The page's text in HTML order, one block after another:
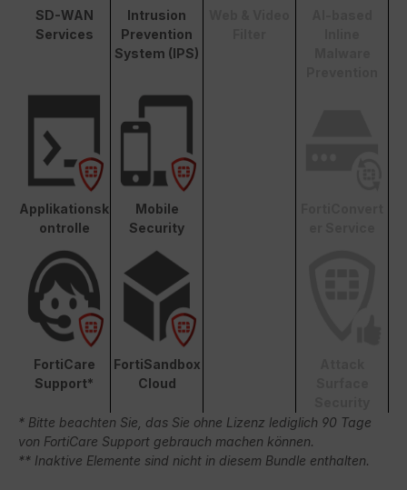
SD-WAN
Services
Intrusion
Prevention
System (IPS)
Applikationsk
ontrolle
Mobile
Security
FortiCare
Support*
FortiSandbox
Cloud
* Bitte beachten Sie, das Sie ohne Lizenz lediglich 90 Tage
von FortiCare Support gebrauch machen können.
** Inaktive Elemente sind nicht in diesem Bundle enthalten.